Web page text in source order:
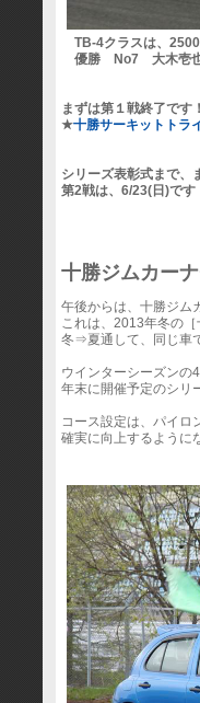
TB-4クラスは、
優勝 No7 大木壱也
まずは第１戦終了です！
★十勝サーキットトラ
シリーズ表彰式まで、
第2戦は、6/23(日)です
十勝ジムカー
午後からは、十勝ジム
これは、2013年冬の
冬⇒夏通して、同じ車
ウインターシーズン
年末に開催予定のシリ
コース設定は、パイロ
確実に向上するように